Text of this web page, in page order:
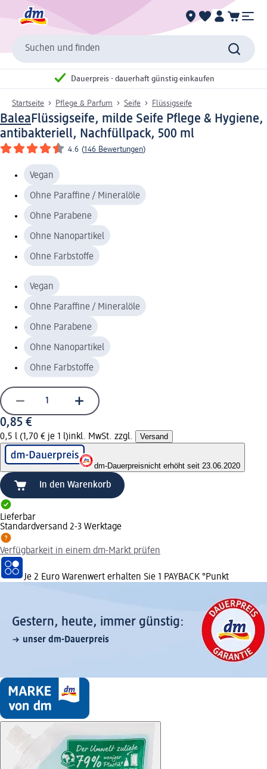
Suchen und finden
Dauerpreis - dauerhaft günstig einkaufen
Startseite Pflege & Parfum Seife Flüssigseife
BaleaFlüssigseife, milde Seife Pflege & Hygiene,
antibakteriell, Nachfüllpack, 500 ml
4.6 (146 Bewertungen)
Vegan
Ohne Paraffine / Mineralöle
Ohne Parabene
Ohne Nanopartikel
Ohne Farbstoffe
Vegan
Ohne Paraffine / Mineralöle
Ohne Parabene
Ohne Nanopartikel
Ohne Farbstoffe
0,85 €
0,5 l (1,70 € je 1 l)inkl. MwSt. zzgl. Versand
dm-Dauerpreisnicht erhöht seit 23.06.2020
In den Warenkorb
Lieferbar
Standardversand 2-3 Werktage
Verfügbarkeit in einem dm-Markt prüfen
Je 2 Euro Warenwert erhalten Sie 1 PAYBACK °Punkt
Gestern, heute, immer günstig:
unser dm-Dauerpreis